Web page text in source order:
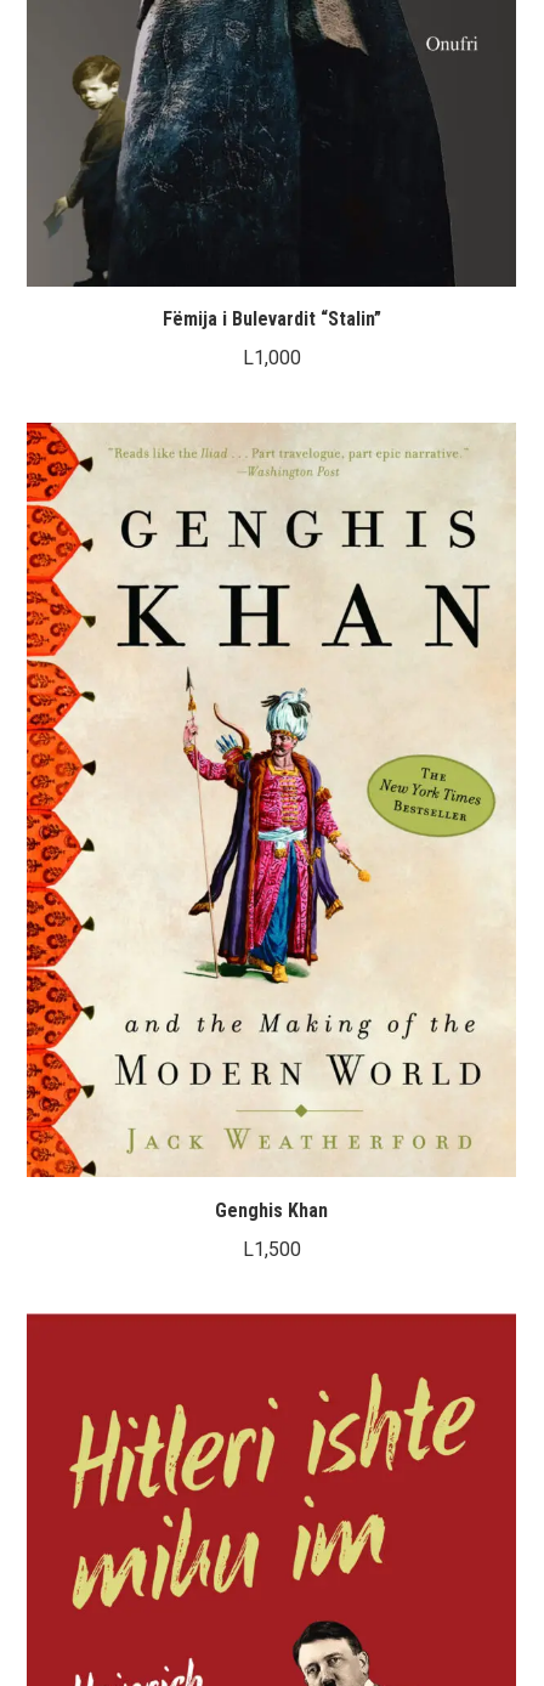
Fëmija i Bulevardit “Stalin”
L1,000
Genghis Khan
L1,500